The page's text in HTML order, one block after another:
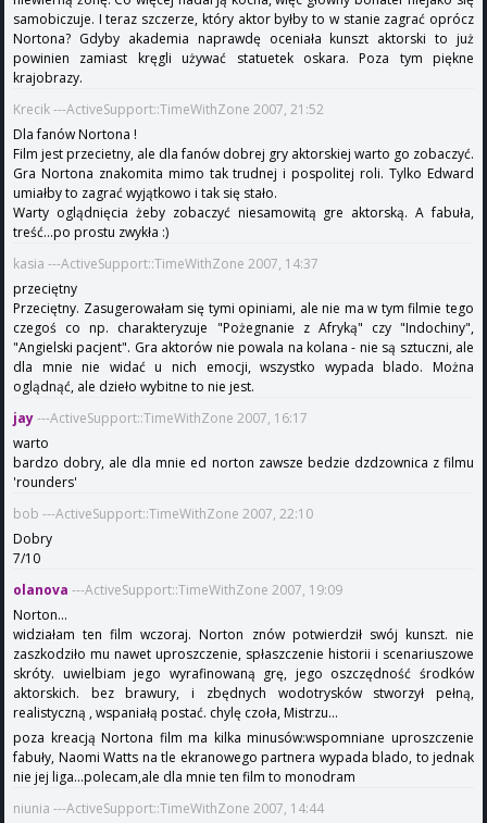
samobiczuje. I teraz szczerze, który aktor byłby to w stanie zagrać oprócz
Nortona? Gdyby akademia naprawdę oceniała kunszt aktorski to już
powinien zamiast kręgli używać statuetek oskara. Poza tym piękne
krajobrazy.
Krecik ---ActiveSupport::TimeWithZone 2007, 21:52
Dla fanów Nortona !
Film jest przecietny, ale dla fanów dobrej gry aktorskiej warto go zobaczyć.
Gra Nortona znakomita mimo tak trudnej i pospolitej roli. Tylko Edward
umiałby to zagrać wyjątkowo i tak się stało.
Warty oglądnięcia żeby zobaczyć niesamowitą gre aktorską. A fabuła,
treść...po prostu zwykła :)
kasia ---ActiveSupport::TimeWithZone 2007, 14:37
przeciętny
Przeciętny. Zasugerowałam się tymi opiniami, ale nie ma w tym filmie tego
czegoś co np. charakteryzuje "Pożegnanie z Afryką" czy "Indochiny",
"Angielski pacjent". Gra aktorów nie powala na kolana - nie są sztuczni, ale
dla mnie nie widać u nich emocji, wszystko wypada blado. Można
oglądnąć, ale dzieło wybitne to nie jest.
jay---ActiveSupport::TimeWithZone 2007, 16:17
warto
bardzo dobry, ale dla mnie ed norton zawsze bedzie dzdzownica z filmu
'rounders'
bob ---ActiveSupport::TimeWithZone 2007, 22:10
Dobry
7/10
olanova ---ActiveSupport::TimeWithZone 2007, 19:09
Norton...
widziałam ten film wczoraj. Norton znów potwierdził swój kunszt. nie
zaszkodziło mu nawet uproszczenie, spłaszczenie historii i scenariuszowe
skróty. uwielbiam jego wyrafinowaną grę, jego oszczędność środków
aktorskich. bez brawury, i zbędnych wodotrysków stworzył pełną,
realistyczną , wspaniałą postać. chylę czoła, Mistrzu...
poza kreacją Nortona film ma kilka minusów:wspomniane uproszczenie
fabuły, Naomi Watts na tle ekranowego partnera wypada blado, to jednak
nie jej liga...polecam,ale dla mnie ten film to monodram
niunia ---ActiveSupport::TimeWithZone 2007, 14:44